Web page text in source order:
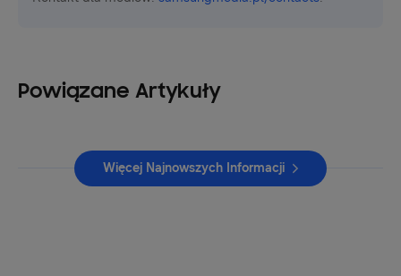
Powiązane Artykuły
Więcej Najnowszych Informacji